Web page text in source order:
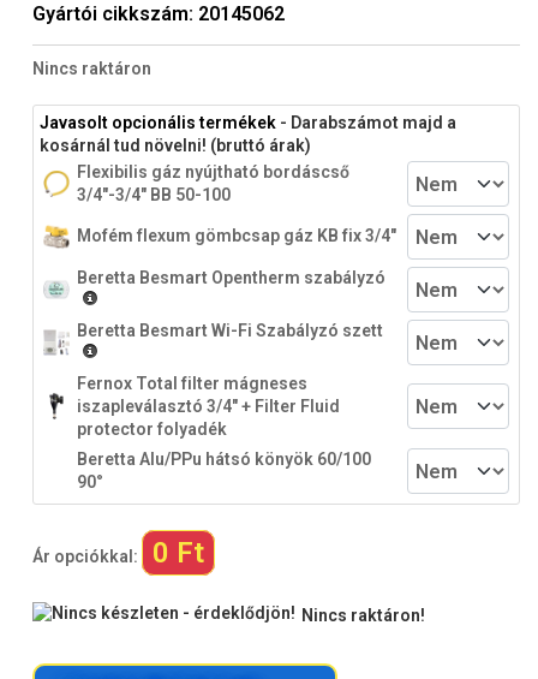
Gyártói cikkszám: 20145062
Nincs raktáron
Javasolt opcionális termékek - Darabszámot majd a
kosárnál tud növelni! (bruttó árak)
Flexibilis gáz nyújtható bordáscső
3/4"-3/4" BB 50-100
Mofém flexum gömbcsap gáz KB fix 3/4"
Beretta Besmart Opentherm szabályzó
Beretta Besmart Wi-Fi Szabályzó szett
Fernox Total filter mágneses
iszapleválasztó 3/4" + Filter Fluid
protector folyadék
Beretta Alu/PPu hátsó könyök 60/100
90°
Ár opciókkal: 0 Ft
Nincs raktáron!